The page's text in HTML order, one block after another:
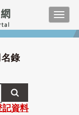
錄
記資料